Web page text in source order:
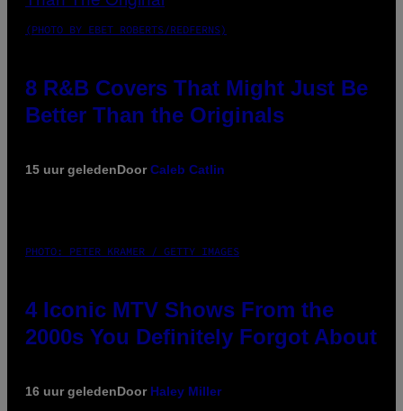
(PHOTO BY EBET ROBERTS/REDFERNS)
8 R&B Covers That Might Just Be
Better Than the Originals
15 uur geledenDoorCaleb Catlin
PHOTO: PETER KRAMER / GETTY IMAGES
4 Iconic MTV Shows From the
2000s You Definitely Forgot About
16 uur geledenDoor Haley Miller